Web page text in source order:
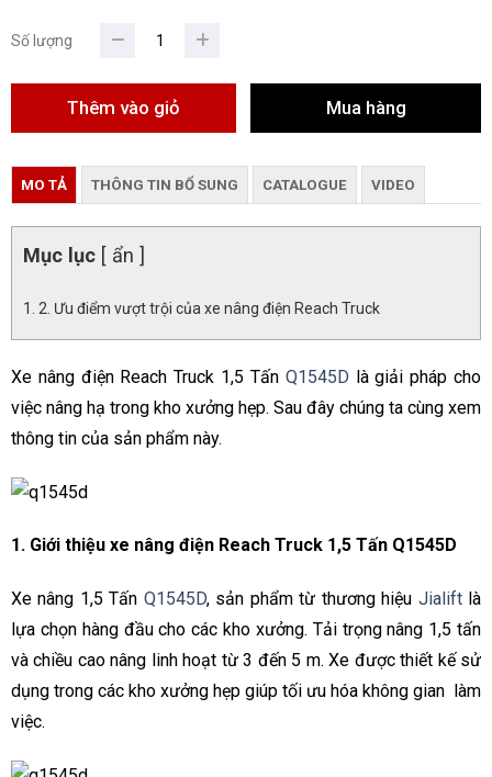
Số lượng
MO TẢ THÔNG TIN BỔ SUNG CATALOGUE VIDEO
Mục lục [ ẩn ]
2. Ưu điểm vượt trội của xe nâng điện Reach Truck
Xe nâng điện Reach Truck 1,5 Tấn Q1545D là giải pháp cho
việc nâng hạ trong kho xưởng hẹp. Sau đây chúng ta cùng xem
thông tin của sản phẩm này.
1. Giới thiệu xe nâng điện Reach Truck 1,5 Tấn Q1545D
Xe nâng 1,5 Tấn Q1545D, sản phẩm từ thương hiệu Jialiftlà
lựa chọn hàng đầu cho các kho xưởng. Tải trọng nâng 1,5 tấn
và chiều cao nâng linh hoạt từ 3 đến 5 m. Xe được thiết kế sử
dụng trong các kho xưởng hẹp giúp tối ưu hóa không gian làm
việc.